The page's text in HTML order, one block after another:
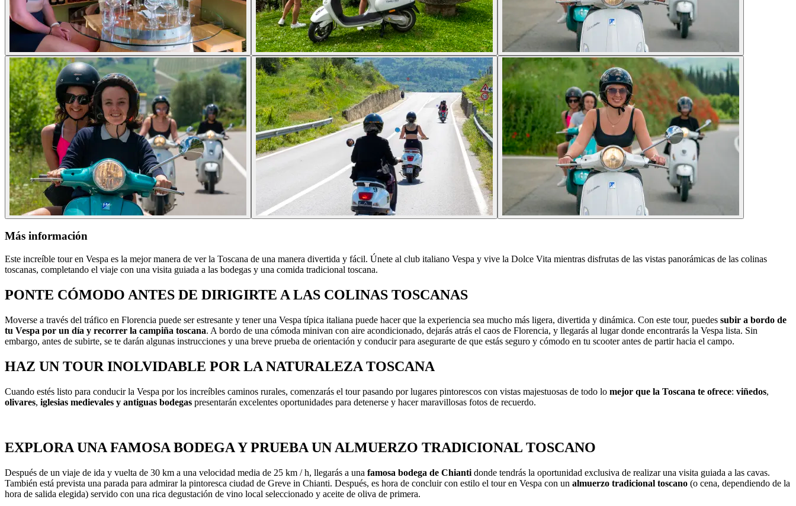
Más información
Este increíble tour en Vespa es la mejor manera de ver la Toscana de una manera divertida y fácil. Únete al club italiano Vespa y vive la Dolce Vita mientras disfrutas de las vistas panorámicas de las colinas
toscanas, completando el viaje con una visita guiada a las bodegas y una comida tradicional toscana.
PONTE CÓMODO ANTES DE DIRIGIRTE A LAS COLINAS TOSCANAS
Moverse a través del tráfico en Florencia puede ser estresante y tener una Vespa típica italiana puede hacer que la experiencia sea mucho más ligera, divertida y dinámica. Con este tour, puedes subir a bordo de
tu Vespa por un día y recorrer la campiña toscana. A bordo de una cómoda minivan con aire acondicionado, dejarás atrás el caos de Florencia, y llegarás al lugar donde encontrarás la Vespa lista. Sin
embargo, antes de subirte, se te darán algunas instrucciones y una breve prueba de orientación y conducir para asegurarte de que estás seguro y cómodo en tu scooter antes de partir hacia el campo.
HAZ UN TOUR INOLVIDABLE POR LA NATURALEZA TOSCANA
Cuando estés listo para conducir la Vespa por los increíbles caminos rurales, comenzarás el tour pasando por lugares pintorescos con vistas majestuosas de todo lo mejor que la Toscana te ofrece: viñedos,
olivares, iglesias medievales y antiguas bodegas presentarán excelentes oportunidades para detenerse y hacer maravillosas fotos de recuerdo.
EXPLORA UNA FAMOSA BODEGA Y PRUEBA UN ALMUERZO TRADICIONAL TOSCANO
Después de un viaje de ida y vuelta de 30 km a una velocidad media de 25 km / h, llegarás a una famosa bodega de Chianti donde tendrás la oportunidad exclusiva de realizar una visita guiada a las cavas.
También está prevista una parada para admirar la pintoresca ciudad de Greve in Chianti. Después, es hora de concluir con estilo el tour en Vespa con un almuerzo tradicional toscano (o cena, dependiendo de la
hora de salida elegida) servido con una rica degustación de vino local seleccionado y aceite de oliva de primera.